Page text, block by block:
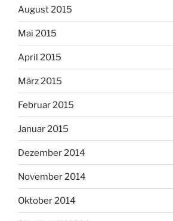
August 2015
Mai 2015
April 2015
März 2015
Februar 2015
Januar 2015
Dezember 2014
November 2014
Oktober 2014